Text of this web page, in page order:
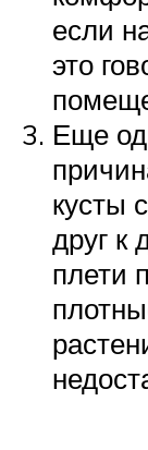
если
это
Еще
кусты
друг к
плети